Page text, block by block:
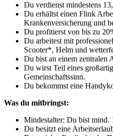
Du verdienst mindestens
Du erhältst einen Flink
Krankenversicherung und
Du profitierst von bis zu
Du arbeitest mit
Scooter*, Helm und
Du bist an einem zentralen
Du wirst Teil eines
Gemeinschaftssinn.
Du bekommst eine
Was du mitbringst:
Mindestalter: Du bist mind.
Du besitzt eine